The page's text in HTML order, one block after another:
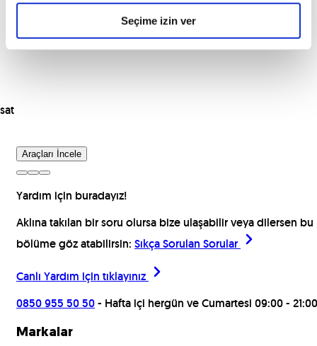
Seçime izin ver
Araçları İncele
Yardım için buradayız!
Aklına takılan bir soru olursa bize ulaşabilir veya dilersen bu
bölüme göz atabilirsin: Sıkça Sorulan Sorular
Canlı Yardım için tıklayınız
0850 955 50 50- Hafta içi hergün ve Cumartesi 09:00 - 21:00
Markalar